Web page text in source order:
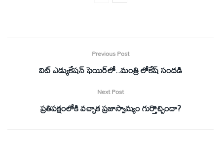
Previous Post
విట్‌ ఎడ్యుకేషన్‌ ఫెయిర్‌లో..మంత్రి లోకేష్‌ సందడి
Next Post
ప్రతిపక్షంలోకి వచ్చాక ప్రజాస్వామ్యం గుర్తొచ్చిందా?